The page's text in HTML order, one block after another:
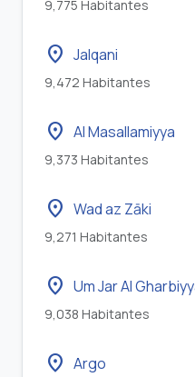
9,775 Habitantes
location_on Jalqani
9,472 Habitantes
location_on Al Masallamiyya
9,373 Habitantes
location_on Wad az Zāki
9,271 Habitantes
location_on Um Jar Al
9,038 Habitantes
location_on Argo